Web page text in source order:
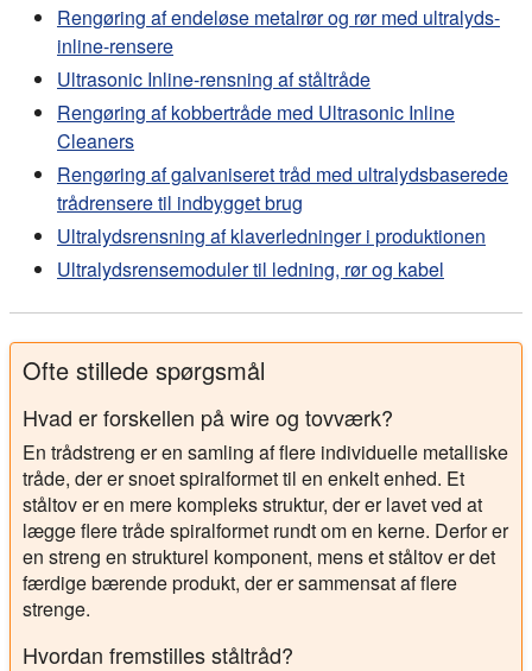
Rengøring af endeløse metalrør og rør med ultralyds-
inline-rensere
Ultrasonic Inline-rensning af ståltråde
Rengøring af kobbertråde med Ultrasonic Inline
Cleaners
Rengøring af galvaniseret tråd med ultralydsbaserede
trådrensere til indbygget brug
Ultralydsrensning af klaverledninger i produktionen
Ultralydsrensemoduler til ledning, rør og kabel
Ofte stillede spørgsmål
Hvad er forskellen på wire og tovværk?
En trådstreng er en samling af flere individuelle metalliske
tråde, der er snoet spiralformet til en enkelt enhed. Et
ståltov er en mere kompleks struktur, der er lavet ved at
lægge flere tråde spiralformet rundt om en kerne. Derfor er
en streng en strukturel komponent, mens et ståltov er det
færdige bærende produkt, der er sammensat af flere
strenge.
Hvordan fremstilles ståltråd?